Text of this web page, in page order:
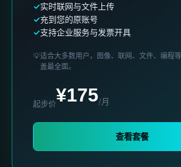
实时联网与文件上传
充到您的原账号
支持企业服务与发票开具
💡适合大多数用户，图像、联网、文件、编程
盖最全面。
起步价¥175/月
查看套餐